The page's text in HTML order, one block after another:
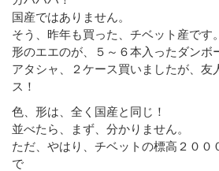
国産ではありません。
そう、昨年も買った、チベット産です。
形のエエのが、５～６本入ったダンボ
アタシャ、２ケース買いましたが、友
ス！
色、形は、全く国産と同じ！
並べたら、まず、分かりません。
ただ、やはり、チベットの標高２００
で